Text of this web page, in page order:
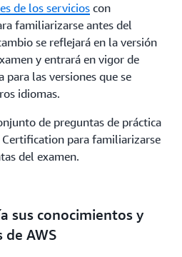
de los servicioscon
familiarizarse antes del
se reflejará en la versión
y entrará en vigor de
las versiones que se
idiomas.
de preguntas de práctica
Certification para familiarizarse
del examen.
sus conocimientos y
de AWS